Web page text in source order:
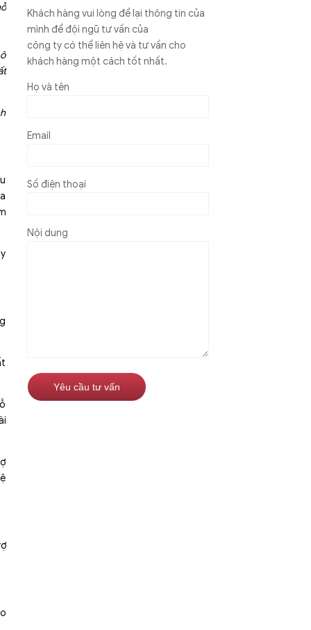
Khách hàng vui lòng để lại thông tin của
mình để đội ngũ tư vấn của
công ty có thể liên hệ và tư vấn cho
khách hàng một cách tốt nhất.
Họ và tên
Email
Số điện thoại
Nội dung